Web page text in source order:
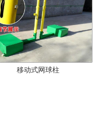
移动式网球柱